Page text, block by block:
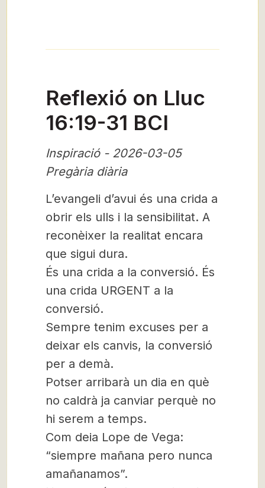
Reflexió on Lluc
16:19-31 BCI
Inspiració - 2026-03-05
Pregària diària
L’evangeli d’avui és una crida a
obrir els ulls i la sensibilitat. A
reconèixer la realitat encara
que sigui dura.
És una crida a la conversió. És
una crida URGENT a la
conversió.
Sempre tenim excuses per a
deixar els canvis, la conversió
per a demà.
Potser arribarà un dia en què
no caldrà ja canviar perquè no
hi serem a temps.
Com deia Lope de Vega:
“siempre mañana pero nunca
amañanamos”.